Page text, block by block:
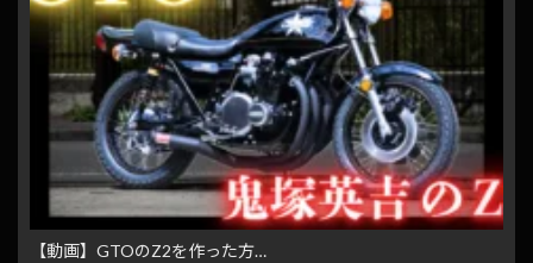
【動画】GTOのZ2を作った方…